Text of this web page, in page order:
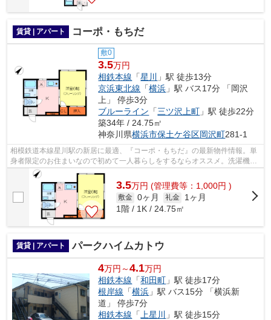
賃貸 | アパート コーポ・もちだ
敷0
3.5万円
相鉄本線 「星川
」駅 徒歩13分
京浜東北線 「横浜 」駅 バス17分 「岡沢
上」 停歩3分
ブルーライン 「三ツ沢上町 」駅 徒歩22分
築34年 / 24.75㎡
神奈川県横浜市保土ケ谷区岡沢町281-1
相模鉄道本線星川駅の新居に最適、『コーポ・もちだ』の最新物件情報。単
身者限定のお住まいなので初めて一人暮らしをするならオススメ。洗濯機の
おけるスペースを室内に確保、生活し...
3.5万円 (管理費等：1,000円 )
敷金 0ヶ月 礼金
1ヶ月
1階 / 1K / 24.75㎡
賃貸 | アパート パークハイムカトウ
4万円～4.1万円
相鉄本線 「和田町 」駅 徒歩17分
根岸線 「横浜 」駅 バス15分 「横浜新
道」 停歩7分
相鉄本線 「 上星川
」駅 徒歩15分